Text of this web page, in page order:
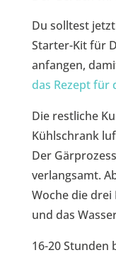
Du solltest
Starter-Kit für
anfangen,
das Rezept für
Die restliche
Kühlschrank
Der
verlangsamt.
Woche die drei
und das
16-20 Stunden